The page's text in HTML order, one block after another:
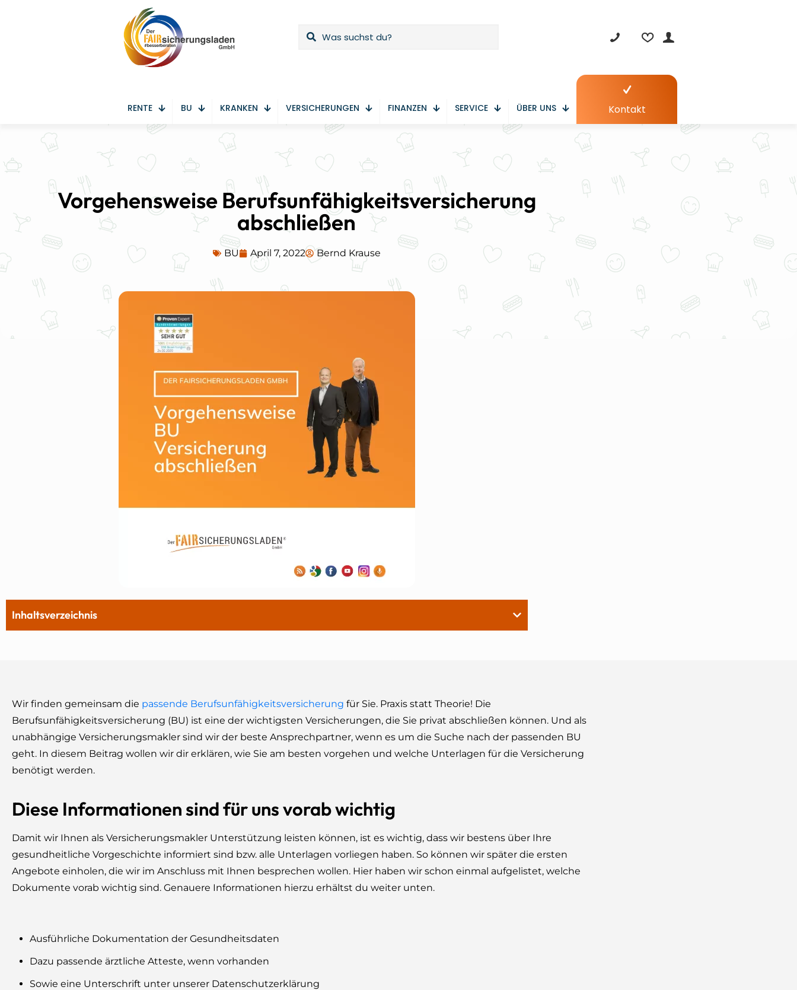
RENTE BU KRANKEN VERSICHERUNGEN FINANZEN SERVICE ÜBER UNS Kontakt
Vorgehensweise Berufsunfähigkeitsversicherung
abschließen
BU April 7, 2022 Bernd Krause
Inhaltsverzeichnis
Wir finden gemeinsam die passende Berufsunfähigkeitsversicherung für Sie. Praxis statt Theorie! Die
Berufsunfähigkeitsversicherung (BU) ist eine der wichtigsten Versicherungen, die Sie privat abschließen können. Und als
unabhängige Versicherungsmakler sind wir der beste Ansprechpartner, wenn es um die Suche nach der passenden BU
geht. In diesem Beitrag wollen wir dir erklären, wie Sie am besten vorgehen und welche Unterlagen für die Versicherung
benötigt werden.
Diese Informationen sind für uns vorab wichtig
Damit wir Ihnen als Versicherungsmakler Unterstützung leisten können, ist es wichtig, dass wir bestens über Ihre
gesundheitliche Vorgeschichte informiert sind bzw. alle Unterlagen vorliegen haben. So können wir später die ersten
Angebote einholen, die wir im Anschluss mit Ihnen besprechen wollen. Hier haben wir schon einmal aufgelistet, welche
Dokumente vorab wichtig sind. Genauere Informationen hierzu erhältst du weiter unten.
Ausführliche Dokumentation der Gesundheitsdaten
Dazu passende ärztliche Atteste, wenn vorhanden
Sowie eine Unterschrift unter unserer Datenschutzerklärung